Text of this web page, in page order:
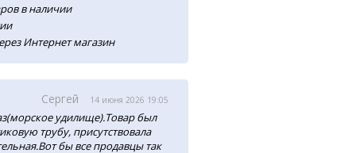
в наличии
Интернет магазин
Сергей 14 июня 2026 19:05
удилище).Товар был
трубу, присутствовала
бы все продавцы так